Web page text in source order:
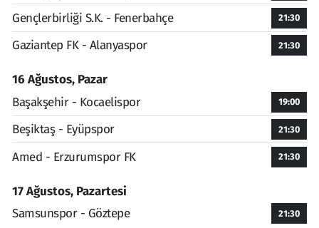
Gençlerbirliği S.K. - Fenerbahçe 21:30
Gaziantep FK - Alanyaspor 21:30
16 Ağustos, Pazar
Başakşehir - Kocaelispor
19:00
Beşiktaş - Eyüpspor 21:30
Amed - Erzurumspor FK 21:30
17 Ağustos, Pazartesi
Samsunspor - Göztepe
21:30